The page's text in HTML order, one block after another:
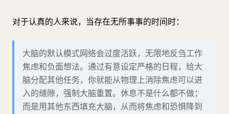
对于认真的人来说，当存在无所事事的时间时：
大脑的默认模式网络会过度活跃，无限地反刍工作
焦虑和负面想法。通过有意设定严格的日程，给大
脑分配其他任务，你就能从物理上消除焦虑可以进
入的缝隙，强制大脑重置。休息不是什么都不做；
而是用其他东西填充大脑，从而将焦虑和恐惧降到